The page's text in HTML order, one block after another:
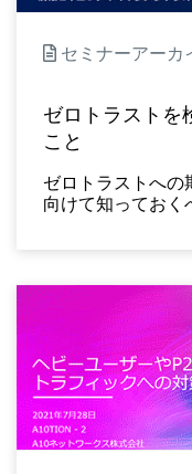
セミナーアーカ
ゼロトラストを
こと
ゼロトラストへの
向けて知っておく